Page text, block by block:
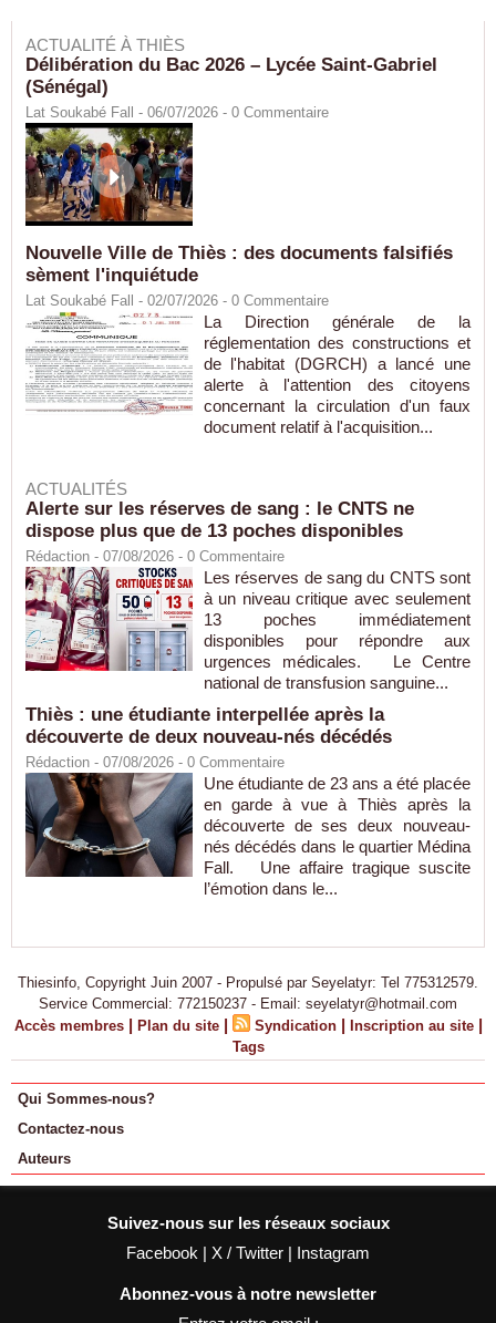
ACTUALITÉ À THIÈS
Délibération du Bac 2026 – Lycée Saint-Gabriel
(Sénégal)
Lat Soukabé Fall - 06/07/2026 - 0 Commentaire
Nouvelle Ville de Thiès : des documents falsifiés
sèment l'inquiétude
Lat Soukabé Fall - 02/07/2026 - 0 Commentaire
La Direction générale de la
réglementation des constructions et
de l'habitat (DGRCH) a lancé une
alerte à l'attention des citoyens
concernant la circulation d'un faux
document relatif à l'acquisition...
ACTUALITÉS
Alerte sur les réserves de sang : le CNTS ne
dispose plus que de 13 poches disponibles
Rédaction - 07/08/2026 - 0 Commentaire
Les réserves de sang du CNTS sont
à un niveau critique avec seulement
13 poches immédiatement
disponibles pour répondre aux
urgences médicales. Le Centre
national de transfusion sanguine...
Thiès : une étudiante interpellée après la
découverte de deux nouveau-nés décédés
Rédaction - 07/08/2026 - 0 Commentaire
Une étudiante de 23 ans a été placée
en garde à vue à Thiès après la
découverte de ses deux nouveau-
nés décédés dans le quartier Médina
Fall. Une affaire tragique suscite
l’émotion dans le...
Thiesinfo, Copyright Juin 2007 - Propulsé par Seyelatyr: Tel 775312579.
Service Commercial: 772150237 - Email: seyelatyr@hotmail.com
Accès membres | Plan du site | Syndication | Inscription au site |
Tags
Qui Sommes-nous?
Contactez-nous
Auteurs
Suivez-nous sur les réseaux sociaux
Facebook | X / Twitter | Instagram
Abonnez-vous à notre newsletter